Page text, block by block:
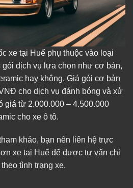
xe tại Huế phụ thuộc vào loại
gói dịch vụ lựa chọn như cơ bản,
hay không. Giá gói cơ bản
cho dịch vụ đánh bóng và xử
giá từ 2.000.000 – 4.500.000
cho xe ô tô.
khảo, bạn nên liên hệ trực
xe tại Huế để được tư vấn chi
tình trạng xe.